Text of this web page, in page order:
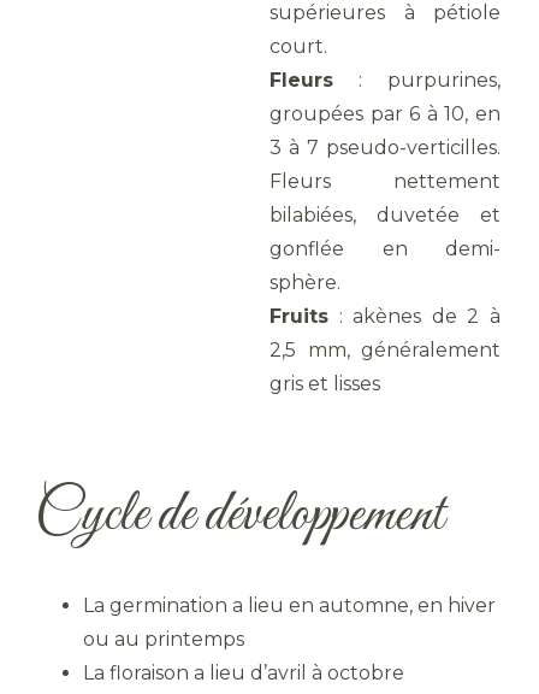
supérieures à pétiole
court.
Fleurs : purpurines,
groupées par 6 à 10, en
3 à 7 pseudo-verticilles.
Fleurs nettement
bilabiées, duvetée et
gonflée en demi-
sphère.
Fruits : akènes de 2 à
2,5 mm, généralement
gris et lisses
Cycle de développement
La germination a lieu en automne, en hiver
ou au printemps
La floraison a lieu d’avril à octobre